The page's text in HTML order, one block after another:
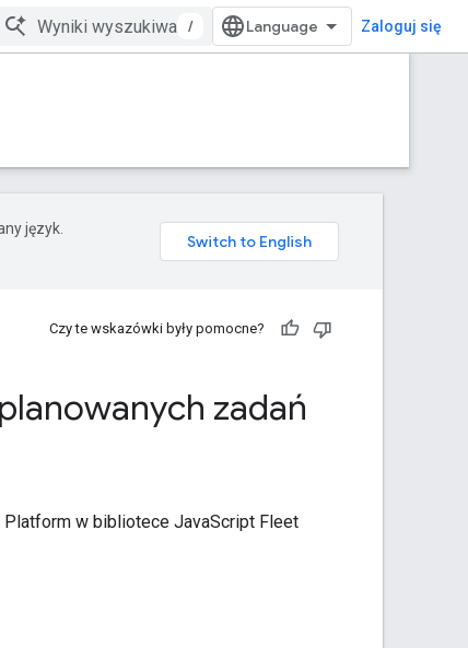
/ Zaloguj się
język.
Czy te wskazówki były pomocne?
zadań
Platform w bibliotece JavaScript Fleet